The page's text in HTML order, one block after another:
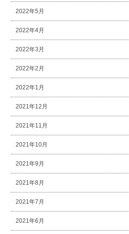
2022年5月
2022年4月
2022年3月
2022年2月
2022年1月
2021年12月
2021年11月
2021年10月
2021年9月
2021年8月
2021年7月
2021年6月